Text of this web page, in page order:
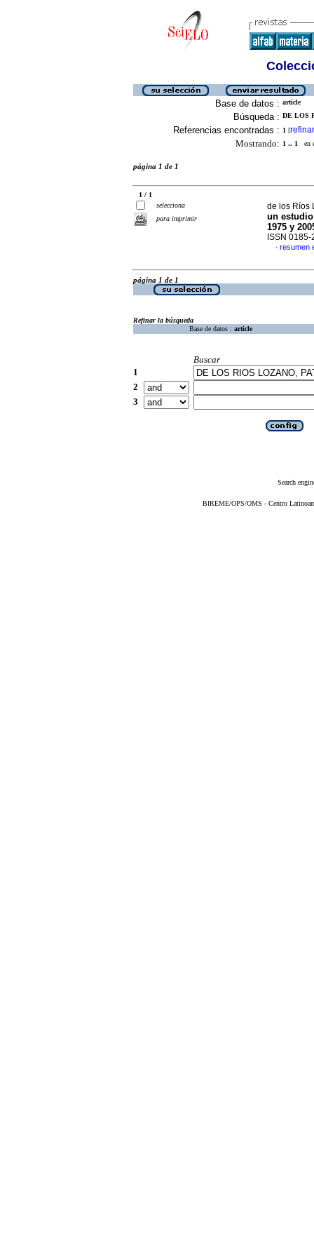
Base de datos : article
Búsqueda : DE LOS
Referencias encontradas : 1 [refinar
Mostrando: 1 .. 1 en
página 1 de 1
1 / 1
selecciona
para imprimir
de los Ríos
un
1975 y
ISSN 0185-
· resumen
página 1 de 1
Refinar la búsqueda
Base de datos : article
Buscar
1
2
3
Search
BIREME/OPS/OMS - Centro